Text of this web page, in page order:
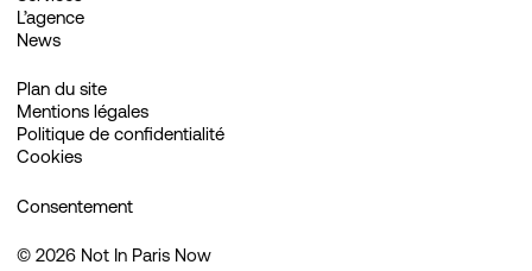
L’agence
News
Plan du site
Mentions légales
Politique de confidentialité
Cookies
Consentement
© 2026Not In Paris Now